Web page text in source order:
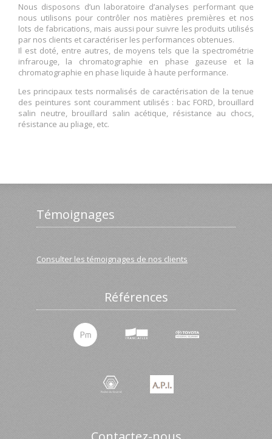
Nous disposons d’un laboratoire d’analyses performant que
nous utilisons pour contrôler nos matières premières et nos
lots de fabrications, mais aussi pour suivre les produits utilisés
par nos clients et caractériser les performances obtenues.
Il est doté, entre autres, de moyens tels que la spectrométrie
infrarouge, la chromatographie en phase gazeuse et la
chromatographie en phase liquide à haute performance.
Les principaux tests normalisés de caractérisation de la tenue
des peintures sont couramment utilisés : bac FORD, brouillard
salin neutre, brouillard salin acétique, résistance au chocs,
résistance au pliage, etc.
Témoignages
Consulter les témoignages de nos clients
Références